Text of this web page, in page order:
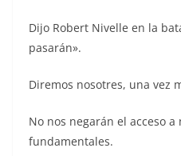
Dijo Robert Nivelle en la
pasarán».
Diremos nosotres, una vez
No nos negarán el acceso
fundamentales.